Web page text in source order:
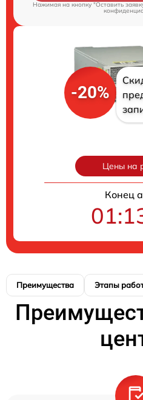
Нажимая на кнопку "Оставить
-20%
Цены на
Конец
Преимущества Этапы